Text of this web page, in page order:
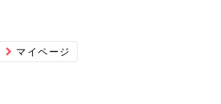
マイページ